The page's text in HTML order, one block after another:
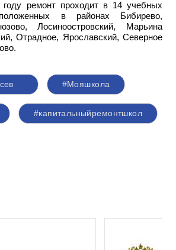
ремонт проходит в 14 учебных
в районах Бибирево,
Лосиноостровский, Марьина
Отрадное, Ярославский, Северное
#Мояшкола
#капитальныйремонтшкол